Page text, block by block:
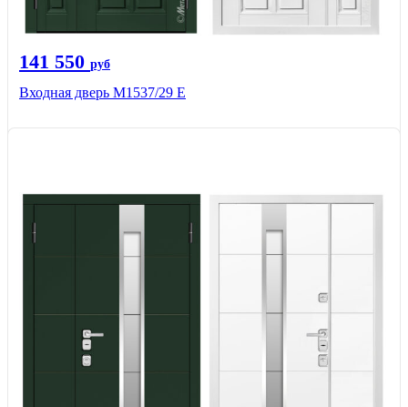
141 550 руб
Входная дверь М1537/29 Е